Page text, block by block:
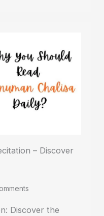
– Discover
Discover the